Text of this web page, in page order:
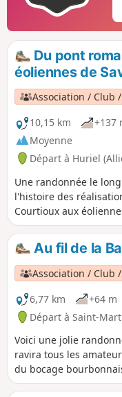
Du pont
éoliennes de
Association / Club
10,15 km
+137
Moyenne
Départ à Huriel
Une randonnée le
l'histoire des
Courtioux aux
siècles. Vous pourrez
caractéristiques du
observateurs , vous
Chaux, les traces des
charrettes de nos
chemin. Encore un
Au fil de la
Association / Club
6,77 km
+64 m
Départ à Saint-
Voici une jolie
ravira tous les
du bocage
chemins ombragés